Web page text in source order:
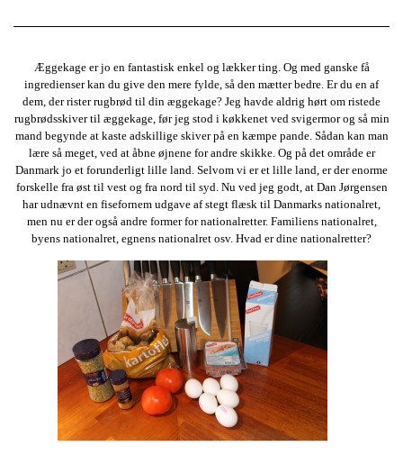
Æggekage er jo en fantastisk enkel og lækker ting. Og med ganske få
ingredienser kan du give den mere fylde, så den mætter bedre. Er du en af
dem, der rister rugbrød til din æggekage? Jeg havde aldrig hørt om ristede
rugbrødsskiver til æggekage, før jeg stod i køkkenet ved svigermor og så min
mand begynde at kaste adskillige skiver på en kæmpe pande. Sådan kan man
lære så meget, ved at åbne øjnene for andre skikke. Og på det område er
Danmark jo et forunderligt lille land. Selvom vi er et lille land, er der enorme
forskelle fra øst til vest og fra nord til syd. Nu ved jeg godt, at Dan Jørgensen
har udnævnt en fisefornem udgave af stegt flæsk til Danmarks nationalret,
men nu er der også andre former for nationalretter. Familiens nationalret,
byens nationalret, egnens nationalret osv. Hvad er dine nationalretter?